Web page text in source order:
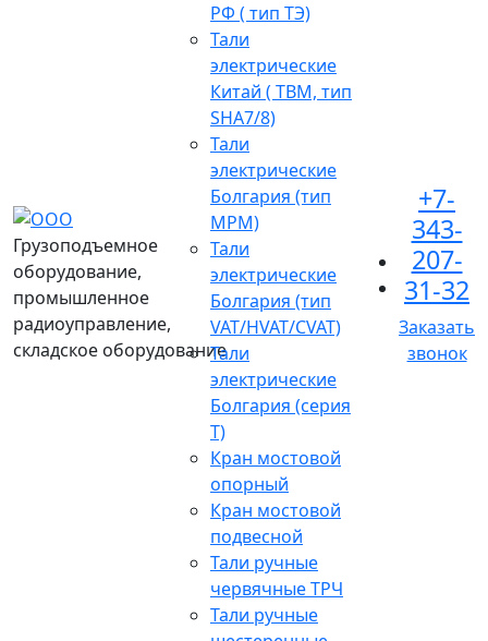
Грузоподъемное
оборудование,
промышленное
радиоуправление,
складское оборудование
РФ ( тип ТЭ)
Тали
электрические
Китай ( TBM, тип
SHA7/8)
Тали
электрические
Болгария (тип
МРМ)
Тали
электрические
Болгария (тип
VAT/HVAT/CVAT)
Тали
электрические
Болгария (серия
Т)
Кран мостовой
опорный
Кран мостовой
подвесной
Тали ручные
червячные ТРЧ
Тали ручные
+7-
343-
207-
31-32
Заказать
звонок